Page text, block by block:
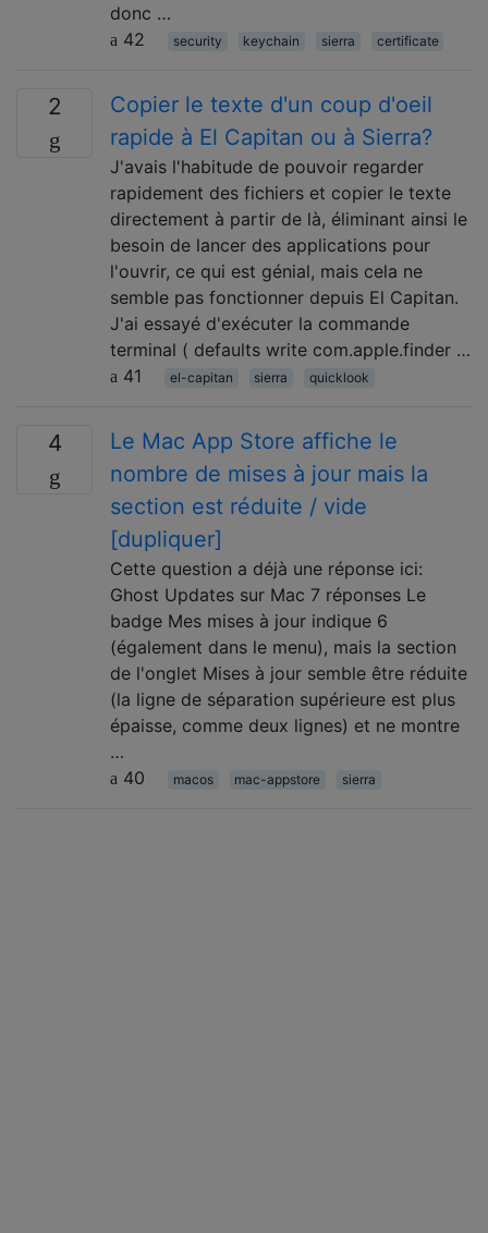
donc …
42
security keychain sierra certificate
2
Copier le texte d'un coup d'oeil
rapide à El Capitan ou à Sierra?
J'avais l'habitude de pouvoir regarder
rapidement des fichiers et copier le texte
directement à partir de là, éliminant ainsi le
besoin de lancer des applications pour
l'ouvrir, ce qui est génial, mais cela ne
semble pas fonctionner depuis El Capitan.
J'ai essayé d'exécuter la commande
terminal ( defaults write com.apple.finder …
41
el-capitan sierra quicklook
4
Le Mac App Store affiche le
nombre de mises à jour mais la
section est réduite / vide
[dupliquer]
Cette question a déjà une réponse ici:
Ghost Updates sur Mac 7 réponses Le
badge Mes mises à jour indique 6
(également dans le menu), mais la section
de l'onglet Mises à jour semble être réduite
(la ligne de séparation supérieure est plus
épaisse, comme deux lignes) et ne montre
…
40
macos mac-appstore sierra